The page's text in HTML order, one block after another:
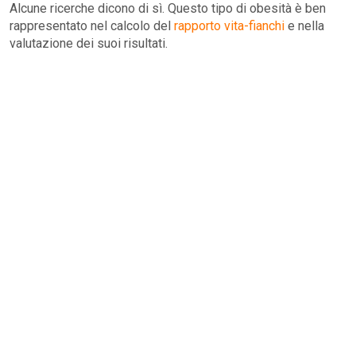
Alcune ricerche dicono di sì. Questo tipo di obesità è ben
rappresentato nel calcolo del rapporto vita-fianchi e nella
valutazione dei suoi risultati.